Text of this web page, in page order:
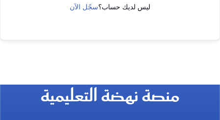
ليس لديك حساب؟سجّل الآن
منصة نهضة التعليمية